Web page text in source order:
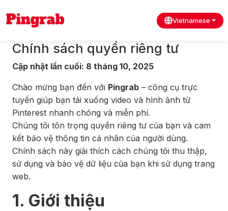
Vietnamese
Chính sách quyền riêng tư
Cập nhật lần cuối: 8 tháng 10, 2025
Chào mừng bạn đến với Pingrab– công cụ trực
tuyến giúp bạn tải xuống video và hình ảnh từ
Pinterest nhanh chóng và miễn phí.
Chúng tôi tôn trọng quyền riêng tư của bạn và cam
kết bảo vệ thông tin cá nhân của người dùng.
Chính sách này giải thích cách chúng tôi thu thập,
sử dụng và bảo vệ dữ liệu của bạn khi sử dụng trang
web.
1. Giới thiệu